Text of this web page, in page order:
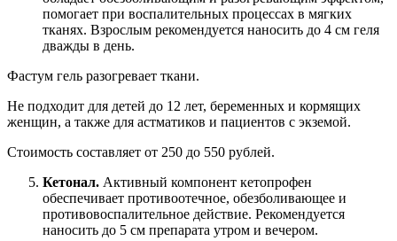
помогает при воспалительных процессах в мягких
тканях. Взрослым рекомендуется наносить до 4 см геля
дважды в день.
Фастум гель разогревает ткани.
Не подходит для детей до 12 лет, беременных и кормящих
женщин, а также для астматиков и пациентов с экземой.
Стоимость составляет от 250 до 550 рублей.
Кетонал. Активный компонент кетопрофен
обеспечивает противоотечное, обезболивающее и
противовоспалительное действие. Рекомендуется
наносить до 5 см препарата утром и вечером.